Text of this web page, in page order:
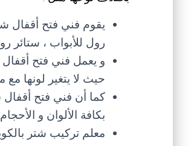
يقوم فني فتح أقفال
رول للأبواب ، ستائر
و يعمل فني فتح
حيث لا يتغير لونها
كما أن فني فتح
بكافة الألوان و
معلم تركيب شتر